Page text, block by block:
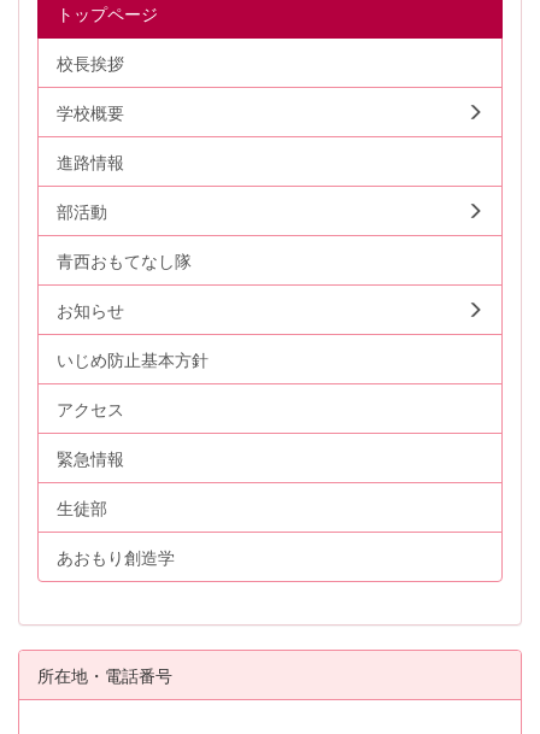
トップページ
校長挨拶
学校概要
進路情報
部活動
青西おもてなし隊
お知らせ
いじめ防止基本方針
アクセス
緊急情報
生徒部
あおもり創造学
所在地・電話番号